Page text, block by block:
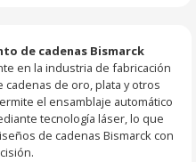
de cadenas Bismarck
en la industria de fabricación
de oro, plata y otros
el ensamblaje automático
tecnología láser, lo que
de cadenas Bismarck con